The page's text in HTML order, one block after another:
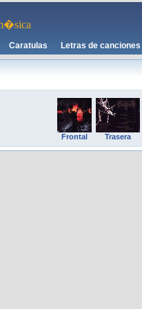
Caratulas Letras de canciones
Frontal Trasera